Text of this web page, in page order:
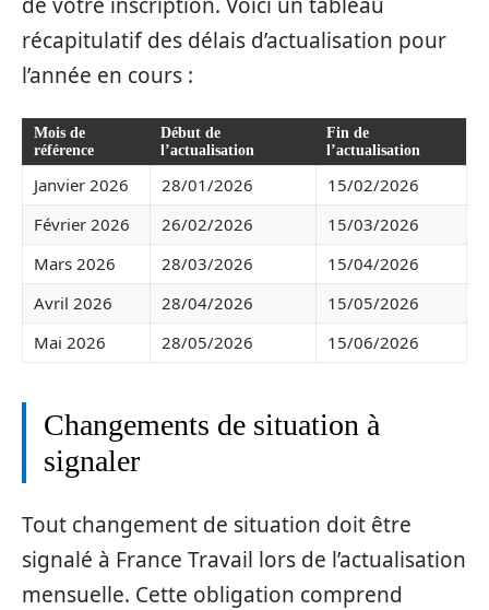
récapitulatif des délais d’actualisation pour
l’année en cours :
Mois de
référence
Début de
l’actualisation
Fin de
l’actualisation
Janvier 2026 28/01/2026
15/02/2026
Février 2026
26/02/2026
15/03/2026
Mars 2026
28/03/2026
15/04/2026
Avril 2026
28/04/2026
15/05/2026
Mai 2026
28/05/2026 15/06/2026
Changements de situation à
signaler
Tout changement de situation doit être
signalé à France Travail lors de l’actualisation
mensuelle. Cette obligation comprend